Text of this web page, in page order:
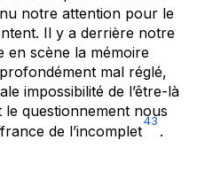
notre attention pour le
Il y a derrière notre
en scène la mémoire
mal réglé,
impossibilité de l’être-là
le questionnement nous
de l’incomplet
43
.